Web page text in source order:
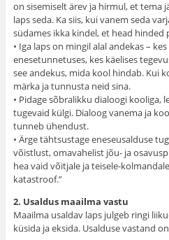
on sisemiselt ärev ja hirmul, et tema
laps seda. Ka siis, kui vanem seda
südames ikka kindel, et head hinded
• Iga laps on mingil alal andekas –
enesetunnetuses, kes käelises
see andekus, mida kool hindab. Kui
märka ja tunnusta neid sina.
• Pidage sõbralikku dialoogi kooliga,
tugevaid külgi. Dialoog vanema ja
tunneb ühendust.
• Ärge tähtsustage eneseusalduse
võistlust, omavahelist jõu- ja
hea vaid võitjale ja teisele-
katastroof.”
2. Usaldus maailma vastu
Maailma usaldav laps julgeb ringi
küsida ja eksida. Usalduse vastand